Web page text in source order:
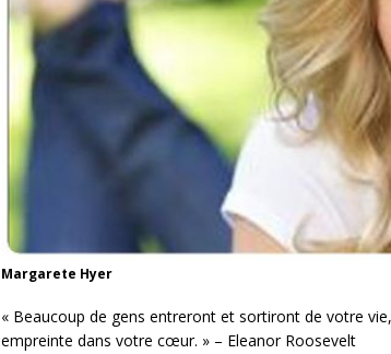
Margarete Hyer
« Beaucoup de gens entreront et sortiront de votre
empreinte dans votre cœur. » – Eleanor Roosevelt